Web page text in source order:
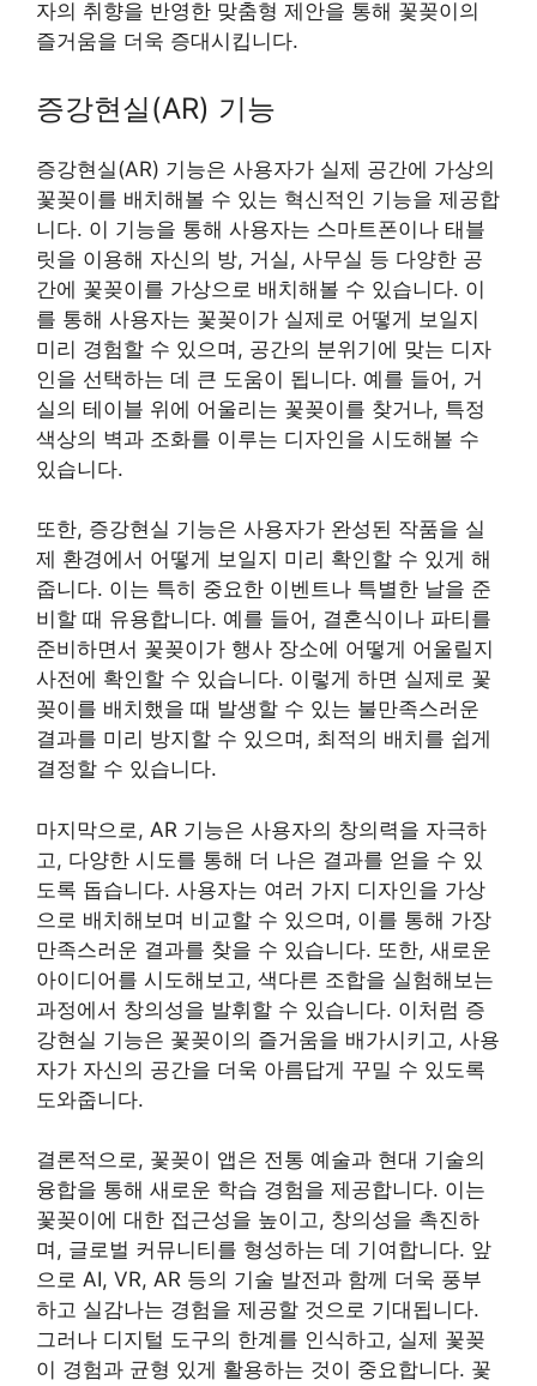
자의 취향을 반영한 맞춤형 제안을 통해 꽃꽂이의
즐거움을 더욱 증대시킵니다.
증강현실(AR) 기능
증강현실(AR) 기능은 사용자가 실제 공간에 가상의
꽃꽂이를 배치해볼 수 있는 혁신적인 기능을 제공합
니다. 이 기능을 통해 사용자는 스마트폰이나 태블
릿을 이용해 자신의 방, 거실, 사무실 등 다양한 공
간에 꽃꽂이를 가상으로 배치해볼 수 있습니다. 이
를 통해 사용자는 꽃꽂이가 실제로 어떻게 보일지
미리 경험할 수 있으며, 공간의 분위기에 맞는 디자
인을 선택하는 데 큰 도움이 됩니다. 예를 들어, 거
실의 테이블 위에 어울리는 꽃꽂이를 찾거나, 특정
색상의 벽과 조화를 이루는 디자인을 시도해볼 수
있습니다.
또한, 증강현실 기능은 사용자가 완성된 작품을 실
제 환경에서 어떻게 보일지 미리 확인할 수 있게 해
줍니다. 이는 특히 중요한 이벤트나 특별한 날을 준
비할 때 유용합니다. 예를 들어, 결혼식이나 파티를
준비하면서 꽃꽂이가 행사 장소에 어떻게 어울릴지
사전에 확인할 수 있습니다. 이렇게 하면 실제로 꽃
꽂이를 배치했을 때 발생할 수 있는 불만족스러운
결과를 미리 방지할 수 있으며, 최적의 배치를 쉽게
결정할 수 있습니다.
마지막으로, AR 기능은 사용자의 창의력을 자극하
고, 다양한 시도를 통해 더 나은 결과를 얻을 수 있
도록 돕습니다. 사용자는 여러 가지 디자인을 가상
으로 배치해보며 비교할 수 있으며, 이를 통해 가장
만족스러운 결과를 찾을 수 있습니다. 또한, 새로운
아이디어를 시도해보고, 색다른 조합을 실험해보는
과정에서 창의성을 발휘할 수 있습니다. 이처럼 증
강현실 기능은 꽃꽂이의 즐거움을 배가시키고, 사용
자가 자신의 공간을 더욱 아름답게 꾸밀 수 있도록
도와줍니다.
결론적으로, 꽃꽂이 앱은 전통 예술과 현대 기술의
융합을 통해 새로운 학습 경험을 제공합니다. 이는
꽃꽂이에 대한 접근성을 높이고, 창의성을 촉진하
며, 글로벌 커뮤니티를 형성하는 데 기여합니다. 앞
으로 AI, VR, AR 등의 기술 발전과 함께 더욱 풍부
하고 실감나는 경험을 제공할 것으로 기대됩니다.
그러나 디지털 도구의 한계를 인식하고, 실제 꽃꽂
이 경험과 균형 있게 활용하는 것이 중요합니다. 꽃